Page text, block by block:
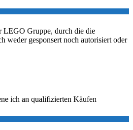
Gruppe, durch die die
weder gesponsert noch autorisiert oder
ich an qualifizierten Käufen